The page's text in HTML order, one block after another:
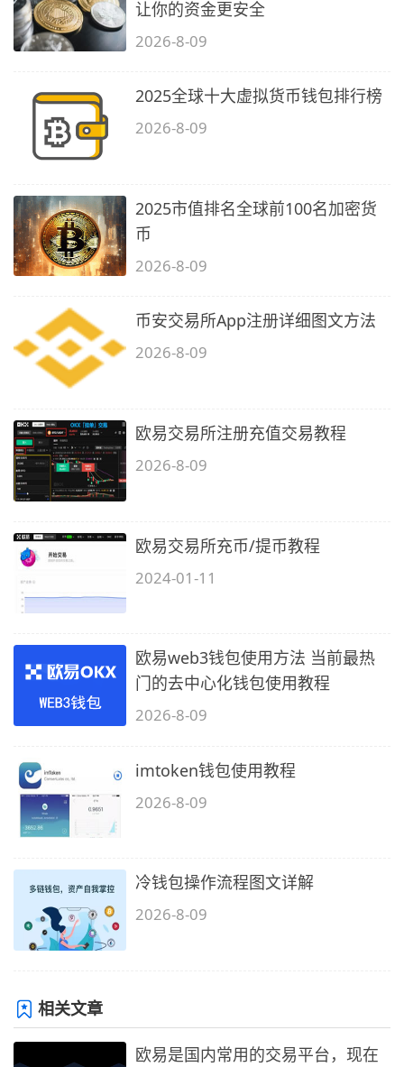
让你的资金更安全
2026-8-09
2025全球十大虚拟货币钱包排行榜
2026-8-09
2025市值排名全球前100名加密货
币
2026-8-09
币安交易所App注册详细图文方法
2026-8-09
欧易交易所注册充值交易教程
2026-8-09
欧易交易所充币/提币教程
2024-01-11
欧易web3钱包使用方法 当前最热
门的去中心化钱包使用教程
2026-8-09
imtoken钱包使用教程
2026-8-09
冷钱包操作流程图文详解
2026-8-09
相关文章
欧易是国内常用的交易平台，现在